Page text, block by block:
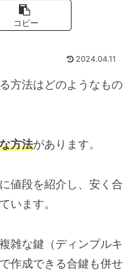
コピー
2024.04.11
方法はどのようなもの
方法があります。
値段を紹介し、安く合
います。
雑な鍵（ディンプルキ
作成できる合鍵も併せ